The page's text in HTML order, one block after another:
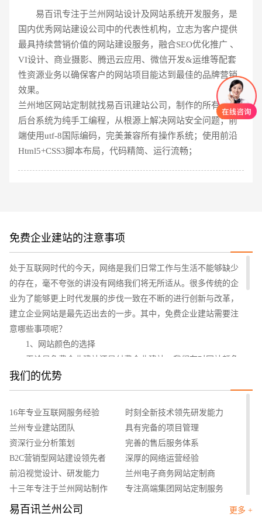
易百讯专注于兰州网站设计及网站系统开发服务，是
国内优秀网站建设公司中的代表性机构，立志为客户提供
最具持续营销价值的网站建设服务，融合SEO优化推广 、
VI设计、商业摄影、腾迅云应用、微信开发&运维等配套
性资源业务以确保客户的网站项目能达到最佳的品牌营销
效果。
兰州地区网站定制就找易百讯建站公司，制作的所有网站
后台系统为纯手工编程，从根源上解决网站安全问题；前
端使用utf-8国际编码，完美兼容所有操作系统；使用前沿
Html5+CSS3脚本布局，代码精简、运行流畅；
免费企业建站的注意事项
处于互联网时代的今天，网络是我们日常工作与生活不能够缺少
的存在，毫不夸张的讲没有网络我们将无所适从。很多传统的企
业为了能够更上时代发展的步伐一致在不断的进行创新与改革，
建立企业网站是最先迈出去的一步。其中，免费企业建站需要注
意哪些事项呢？
1、网站颜色的选择
无论是免费企业建站还是付费企业建站，我们在对网站颜色
的选择上面要非常注重。企业网站相比较于其他娱乐性质的网
站，它的定位是有非常大的不同的，需要凸显企业的专业性以及
晰度高的图片，这样访问者在浏览的时候能够清楚的看到图片中
我们的优势
16年专业互联网服务经验
兰州专业建站团队
资深行业分析策划
B2C营销型网站建设领先者
前沿视觉设计、研发能力
十三年专注于兰州网站制作
客户的满意是我们唯一的宗旨
时刻全新技术领先研发能力
具有完备的项目管理
完善的售后服务体系
深厚的网络运营经验
兰州电子商务网站定制商
专注高端集团网站定制服务
更多 +
易百讯兰州公司
您的预算